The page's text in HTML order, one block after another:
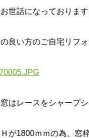
世話になっておりま
良い方のご自宅リフォ
はレースをシャープ
が1800ｍｍの為、窓